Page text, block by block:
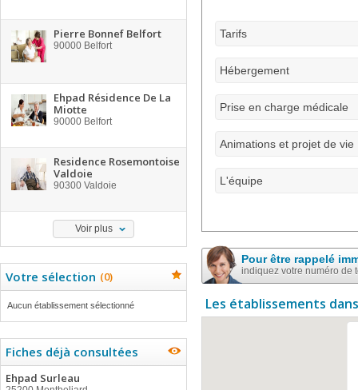
Pierre Bonnef Belfort
90000 Belfort
Ehpad Résidence De La
Miotte
90000 Belfort
Residence Rosemontoise
Valdoie
90300 Valdoie
Voir plus
Votre sélection (0)
Aucun établissement sélectionné
Fiches déjà consultées
Ehpad Surleau
Tarifs
Hébergement
Prise en charge médicale
Animations et projet de vie
L'équipe
Pour être rappelé
indiquez votre numéro de
Les établissements